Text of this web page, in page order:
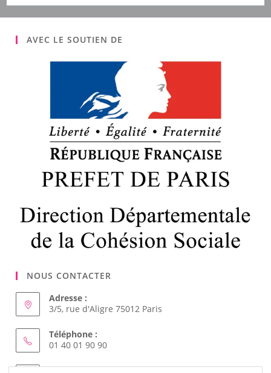
AVEC LE SOUTIEN DE
NOUS CONTACTER
Adresse :
3/5, rue d'Aligre 75012 Paris
Téléphone :
01 40 01 90 90
Courriel :